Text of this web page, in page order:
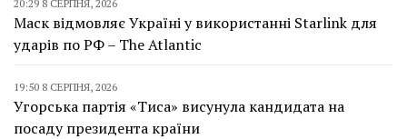
20:29 8 СЕРПНЯ, 2026
Маск відмовляє Україні у використанні Starlink для
ударів по РФ – The Atlantic
19:50 8 СЕРПНЯ, 2026
Угорська партія «Тиса» висунула кандидата на
посаду президента країни